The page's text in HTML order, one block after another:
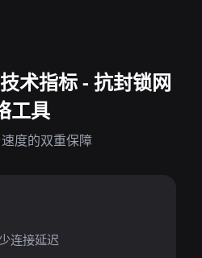
术指标 - 抗封锁网
工具
度的双重保障
连接延迟